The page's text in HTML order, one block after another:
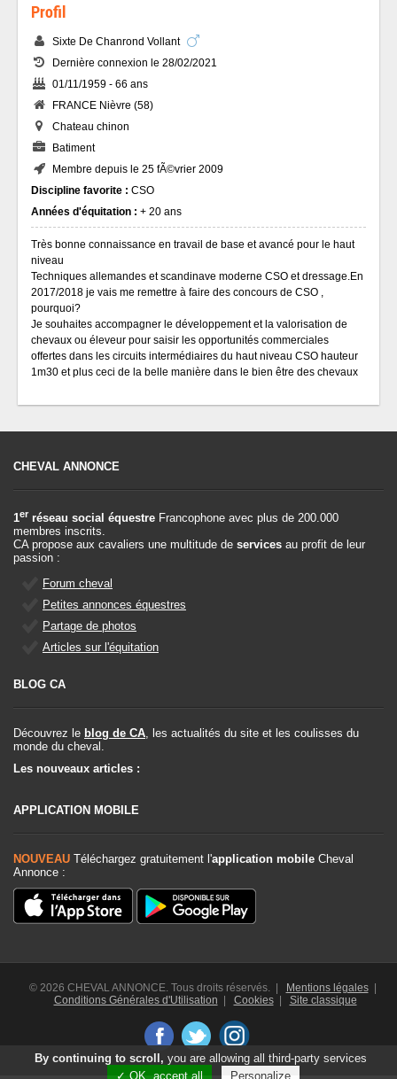
Profil
Sixte De Chanrond Vollant
Dernière connexion le 28/02/2021
01/11/1959 - 66 ans
FRANCE Nièvre (58)
Chateau chinon
Batiment
Membre depuis le 25 fÃ©vrier 2009
Discipline favorite : CSO
Années d'équitation : + 20 ans
Très bonne connaissance en travail de base et avancé pour le haut
niveau
Techniques allemandes et scandinave moderne CSO et dressage.En
2017/2018 je vais me remettre à faire des concours de CSO ,
pourquoi?
Je souhaites accompagner le développement et la valorisation de
chevaux ou éleveur pour saisir les opportunités commerciales
offertes dans les circuits intermédiaires du haut niveau CSO hauteur
1m30 et plus ceci de la belle manière dans le bien être des chevaux
CHEVAL ANNONCE
1er réseau social équestre Francophone avec plus de 200.000
membres inscrits.
CA propose aux cavaliers une multitude de services au profit de leur
passion :
Forum cheval
Petites annonces équestres
Partage de photos
Articles sur l'équitation
BLOG CA
Découvrez le blog de CA, les actualités du site et les coulisses du
monde du cheval.
Les nouveaux articles :
APPLICATION MOBILE
NOUVEAU Téléchargez gratuitement l'application mobile Cheval
Annonce :
© 2026 CHEVAL ANNONCE. Tous droits réservés. | Mentions légales|
Conditions Générales d'Utilisation
Cookies| Site classique
By continuing to scroll, you are allowing all third-party services
✓ OK, accept all
Personalize